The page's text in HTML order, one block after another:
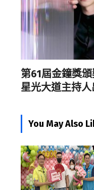
第61屆金鐘獎
星光大道主持人
You May Also